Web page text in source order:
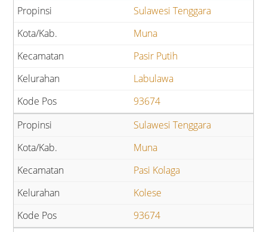
Sulawesi Tenggara
Muna
Pasir Putih
Labulawa
93674
Sulawesi Tenggara
Muna
Pasi Kolaga
Kolese
93674